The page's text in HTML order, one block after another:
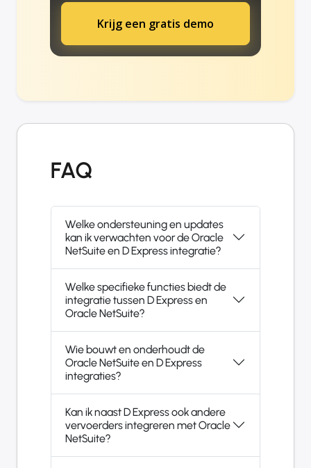
Krijg een gratis demo
FAQ
Welke ondersteuning en updates
kan ik verwachten voor de Oracle
NetSuite en D Express integratie?
Welke specifieke functies biedt de
integratie tussen D Express en
Oracle NetSuite?
Wie bouwt en onderhoudt de
Oracle NetSuite en D Express
integraties?
Kan ik naast D Express ook andere
vervoerders integreren met Oracle
NetSuite?